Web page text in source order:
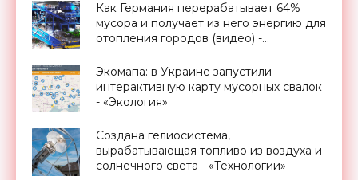
Как Германия перерабатывает 64%
мусора и получает из него энергию для
отопления городов (видео) -
Экомапа: в Украине запустили
интерактивную карту мусорных свалок
- «Экология»
Создана гелиосистема,
вырабатывающая топливо из воздуха и
солнечного света - «Технологии»